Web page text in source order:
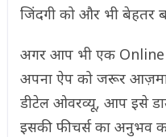
जिंदगी को और भी बेहतर
अगर आप भी एक Online
अपना ऐप को जरूर
डीटेल ओवरव्यू, आप इसे
इसकी फीचर्स का